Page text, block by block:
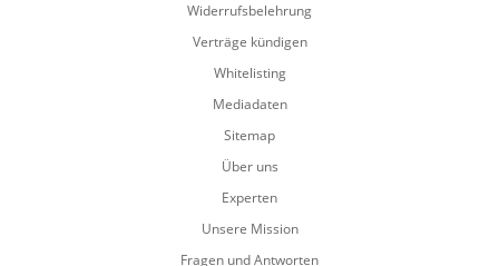
Widerrufsbelehrung
Verträge kündigen
Whitelisting
Mediadaten
Sitemap
Über uns
Experten
Unsere Mission
Fragen und Antworten